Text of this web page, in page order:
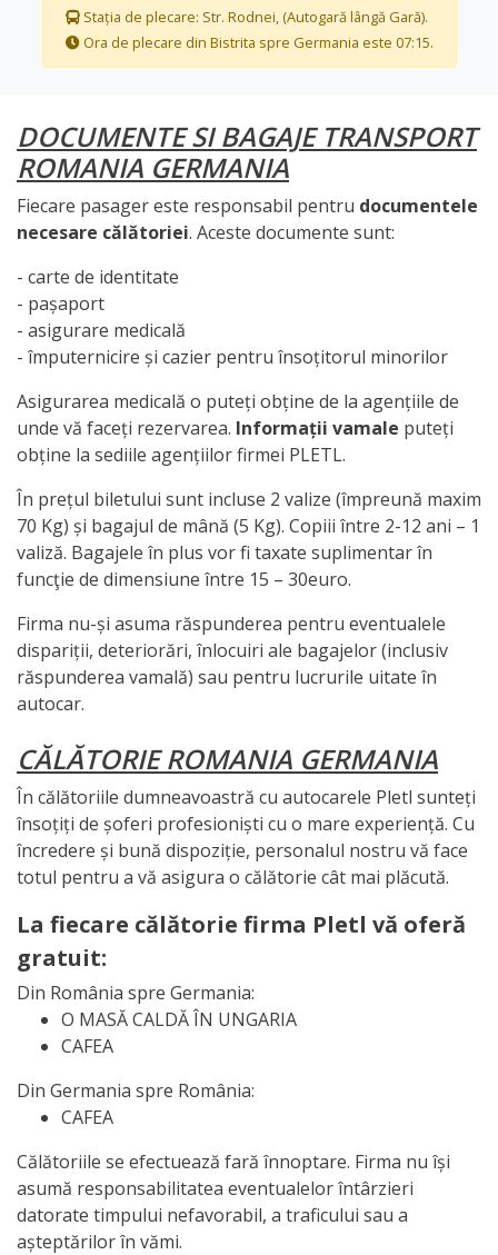
Stația de plecare: Str. Rodnei, (Autogară lângă Gară).
Ora de plecare din Bistrita spre Germania este 07:15.
DOCUMENTE SI BAGAJE TRANSPORT
ROMANIA GERMANIA
Fiecare pasager este responsabil pentru documentele
necesare călătoriei. Aceste documente sunt:
- carte de identitate
- pașaport
- asigurare medicală
- împuternicire și cazier pentru însoțitorul minorilor
Asigurarea medicală o puteți obține de la agențiile de
unde vă faceți rezervarea. Informații vamale puteți
obține la sediile agențiilor firmei PLETL.
În prețul biletului sunt incluse 2 valize (împreună maxim
70 Kg) și bagajul de mână (5 Kg). Copiii între 2-12 ani – 1
valiză. Bagajele în plus vor fi taxate suplimentar în
funcţie de dimensiune între 15 – 30euro.
Firma nu-și asuma răspunderea pentru eventualele
dispariții, deteriorări, înlocuiri ale bagajelor (inclusiv
răspunderea vamală) sau pentru lucrurile uitate în
autocar.
CĂLĂTORIE ROMANIA GERMANIA
În călătoriile dumneavoastră cu autocarele Pletl sunteți
însoțiți de șoferi profesioniști cu o mare experiență. Cu
încredere și bună dispoziție, personalul nostru vă face
totul pentru a vă asigura o călătorie cât mai plăcută.
La fiecare călătorie firma Pletl vă oferă
gratuit:
Din România spre Germania:
O MASĂ CALDĂ ÎN UNGARIA
CAFEA
Din Germania spre România:
CAFEA
Călătoriile se efectuează fară înnoptare. Firma nu își
asumă responsabilitatea eventualelor întârzieri
datorate timpului nefavorabil, a traficului sau a
așteptărilor în vămi.